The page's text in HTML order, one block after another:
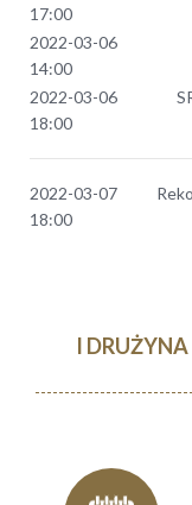
17:00
2022-03-06
14:00
2022-03-06
18:00
2022-03-07
18:00
I DRUŻYNA